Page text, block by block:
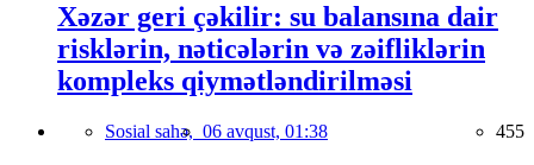
Xəzər geri çəkilir: su balansına dair
risklərin, nəticələrin və zəifliklərin
kompleks qiymətləndirilməsi
Sosial sahə, 06 avqust, 01:38 455